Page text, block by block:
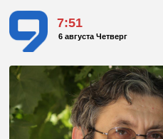
7:51
6 августа Четверг